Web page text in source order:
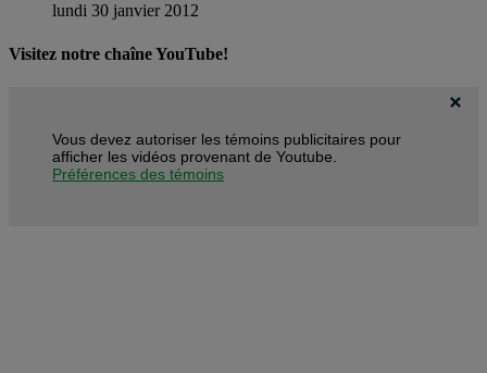
lundi 30 janvier 2012
Visitez notre chaîne YouTube!
Vous devez autoriser les témoins publicitaires pour
afficher les vidéos provenant de Youtube.
Préférences des témoins